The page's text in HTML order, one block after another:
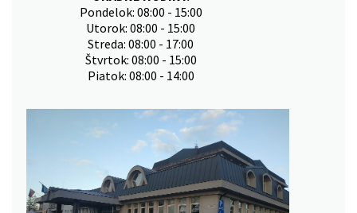
Pondelok: 08:00 - 15:00
Utorok: 08:00 - 15:00
Streda: 08:00 - 17:00
Štvrtok: 08:00 - 15:00
Piatok: 08:00 - 14:00